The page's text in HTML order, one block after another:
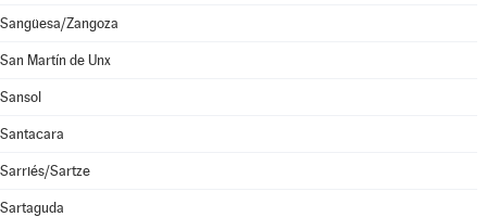
Sangüesa/Zangoza
San Martín de Unx
Sansol
Santacara
Sarriés/Sartze
Sartaguda